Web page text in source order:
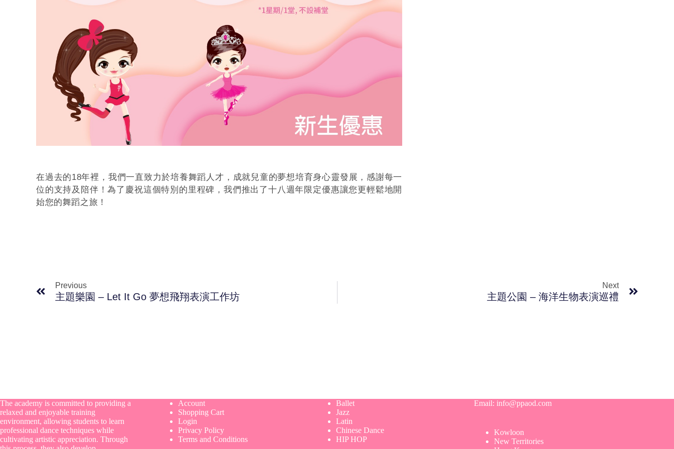
在過去的18年裡，我們一直致力於培養舞蹈人才，成就兒童的夢想培育身心靈發展，感謝每一
位的支持及陪伴！為了慶祝這個特別的里程碑，我們推出了十八週年限定優惠讓您更輕鬆地開
始您的舞蹈之旅！
Previous
主題樂園 – Let It Go 夢想飛翔表演工作坊
Next
主題公園 – 海洋生物表演巡禮
The academy is committed to providing a
relaxed and enjoyable training
environment, allowing students to learn
professional dance techniques while
cultivating artistic appreciation. Through
Account
Shopping Cart
Login
Privacy Policy
Terms and Conditions
Ballet
Jazz
Latin
Chinese Dance
HIP HOP
Email: info@ppaod.com
Kowloon
New Territories